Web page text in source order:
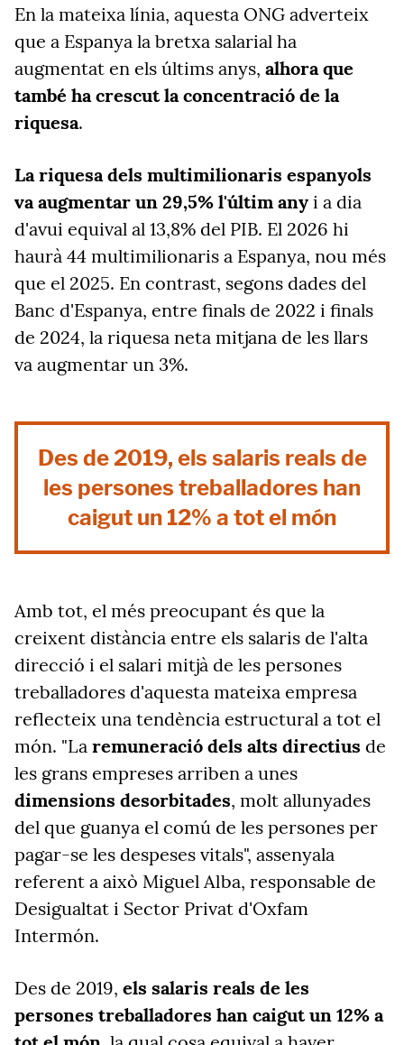
En la mateixa línia, aquesta ONG adverteix
que a Espanya la bretxa salarial ha
augmentat en els últims anys, alhora que
també ha crescut la concentració de la
riquesa.
La riquesa dels multimilionaris espanyols
va augmentar un 29,5% l'últim any i a dia
d'avui equival al 13,8% del PIB. El 2026 hi
haurà 44 multimilionaris a Espanya, nou més
que el 2025. En contrast, segons dades del
Banc d'Espanya, entre finals de 2022 i finals
de 2024, la riquesa neta mitjana de les llars
va augmentar un 3%.
Des de 2019, els salaris reals de
les persones treballadores han
caigut un 12% a tot el món
Amb tot, el més preocupant és que la
creixent distància entre els salaris de l'alta
direcció i el salari mitjà de les persones
treballadores d'aquesta mateixa empresa
reflecteix una tendència estructural a tot el
món. "La remuneració dels alts directius de
les grans empreses arriben a unes
dimensions desorbitades, molt allunyades
del que guanya el comú de les persones per
pagar-se les despeses vitals", assenyala
referent a això Miguel Alba, responsable de
Desigualtat i Sector Privat d'Oxfam
Intermón.
Des de 2019, els salaris reals de les
persones treballadores han caigut un 12% a